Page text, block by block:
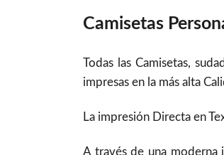
Camisetas
Todas las Camisetas,
impresas en la más alta
La impresión Directa en
A través de una moderna